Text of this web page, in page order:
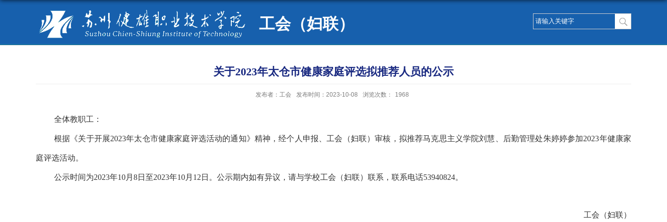
工会（妇联）
关于2023年太仓市健康家庭评选拟推荐人员的公示
发布者：工会 发布时间：2023-10-08 浏览次数： 1968
全体教职工：
根据《关于开展2023年太仓市健康家庭评选活动的通知》精神，经个人申报、工会（妇联）审核，拟推荐马克思主义学院刘慧、后勤管理处朱婷婷参加2023年健康家
庭评选活动。
公示时间为2023年10月 8日至2023年10月 12 日。公示期内如有异议，请与学校工会（妇联）联系，联系电话53940824。
工会（妇联）